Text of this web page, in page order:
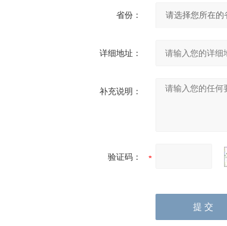
省份：
详细地址：
补充说明：
验证码：